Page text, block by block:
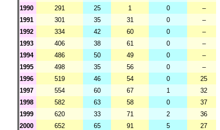
1990
291 25 1 0
–
1991
301 35 31 0
–
1992
334 42 60 0
–
1993
406 38 61 0
–
1994
486 50 49 0
–
1995
498 35 56 0
–
1996
519 46 54 0
25
1997
554 60 67 1
32
1998
582 63 58 0
37
1999
620 33 71 2
36
2000
652 65 91 5
27